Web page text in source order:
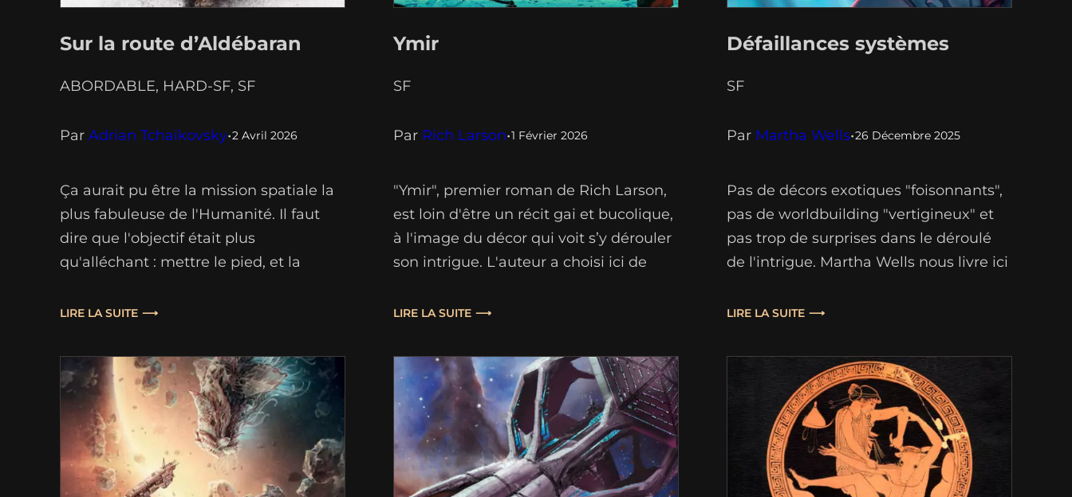
Sur la route d’Aldébaran
ABORDABLE, HARD-SF, SF
ParAdrian Tchaikovsky•2 Avril 2026
Ça aurait pu être la mission spatiale la
plus fabuleuse de l'Humanité. Il faut
dire que l'objectif était plus
qu'alléchant : mettre le pied, et la
résolument extra-terrestre jamais
À sa périphérie, un peu au-delà de
Neptune plus précisément. Inutile d'en
faire mystère, le voyage…
LIRE LA SUITE
Ymir
SF
Par Rich Larson•1 Février 2026
"Ymir", premier roman de Rich Larson,
est loin d'être un récit gai et bucolique,
à l'image du décor qui voit s’y dérouler
son intrigue. L'auteur a choisi ici de
la découverte des mystères de cette
de l'âme tourmentée de son
protagoniste…
LIRE LA SUITE
Défaillances systèmes
SF
Par Martha Wells•26 Décembre 2025
Pas de décors exotiques "foisonnants",
pas de worldbuilding "vertigineux" et
pas trop de surprises dans le déroulé
de l'intrigue. Martha Wells nous livre ici
sans temps morts et sans chichis. Ça
faut, ça pose son univers par petites
touches. La grande force…
LIRE LA SUITE